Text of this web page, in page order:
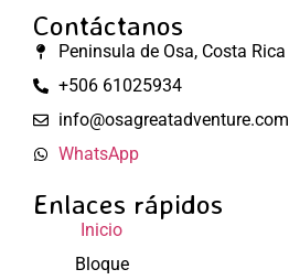
Contáctanos
Peninsula de Osa, Costa Rica
+506 61025934
info@osagreatadventure.com
WhatsApp
Enlaces rápidos
Inicio
Bloque